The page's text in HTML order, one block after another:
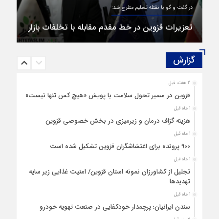
در گفت و گو با نقطه تسلیم مطرح شد:
تعزیرات قزوین در خط مقدم مقابله با تخلفات بازار
گزارش‌
2 هفته قبل
قزوین در مسیر تحول سلامت با پویش «هیچ‌ کس تنها نیست»
1 ماه قبل
هزینه‌ گزاف درمان و زیرمیزی در بخش خصوصی قزوین
1 ماه قبل
۹۰۰ پرونده برای اغتشاشگران قزوین تشکیل شده است
1 ماه قبل
تجلیل از کشاورزان نمونه استان قزوین/ امنیت غذایی زیر سایه
تهدیدها
1 ماه قبل
سندن ایرانیان؛ پرچمدار خودکفایی در صنعت تهویه خودرو